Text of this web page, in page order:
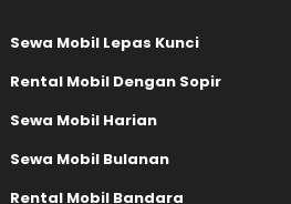
Sewa Mobil Lepas Kunci
Rental Mobil Dengan Sopir
Sewa Mobil Harian
Sewa Mobil Bulanan
Rental Mobil Bandara